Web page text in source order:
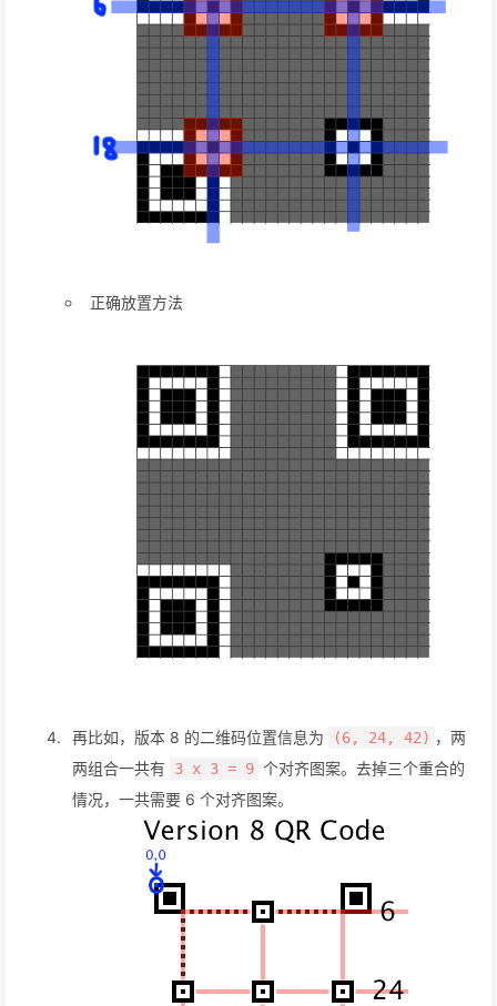
正确放置方法
再比如，版本 8 的二维码位置信息为 (6, 24, 42) ，两
两组合一共有 3 x 3 = 9 个对齐图案。去掉三个重合的
情况，一共需要 6 个对齐图案。